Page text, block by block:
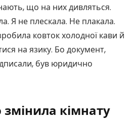
що на них дивляться.
Я не плескала. Не плакала.
ковток холодної кави й
на язику. Бо документ,
був юридично
кімнату